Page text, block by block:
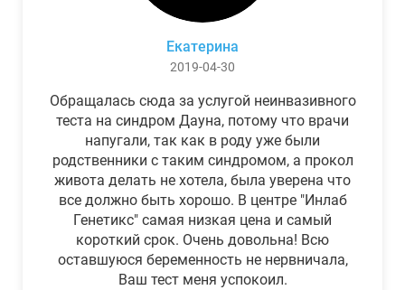
Екатерина
2019-04-30
Обращалась сюда за услугой неинвазивного
теста на синдром Дауна, потому что врачи
напугали, так как в роду уже были
родственники с таким синдромом, а прокол
живота делать не хотела, была уверена что
все должно быть хорошо. В центре "Инлаб
Генетикс" самая низкая цена и самый
короткий срок. Очень довольна! Всю
оставшуюся беременность не нервничала,
Ваш тест меня успокоил.